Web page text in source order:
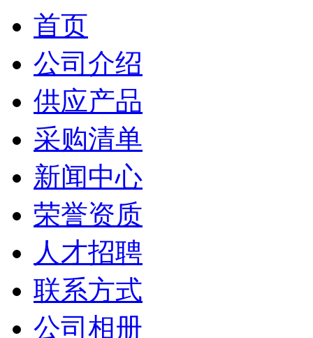
首页
公司介绍
供应产品
采购清单
新闻中心
荣誉资质
人才招聘
联系方式
公司相册